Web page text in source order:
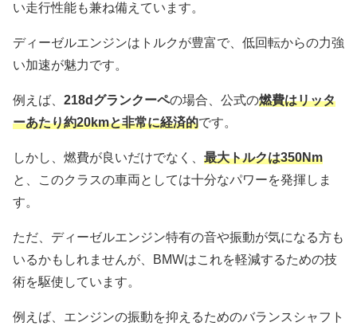
い走行性能も兼ね備えています。
ディーゼルエンジンはトルクが豊富で、低回転からの力強
い加速が魅力です。
例えば、 218dグランクーペの場合、公式の燃費はリッタ
ーあたり約20kmと非常に経済的です。
しかし、燃費が良いだけでなく、 最大トルクは350Nm
と、このクラスの車両としては十分なパワーを発揮しま
す。
ただ、ディーゼルエンジン特有の音や振動が気になる方も
いるかもしれませんが、BMWはこれを軽減するための技
術を駆使しています。
例えば、エンジンの振動を抑えるためのバランスシャフト